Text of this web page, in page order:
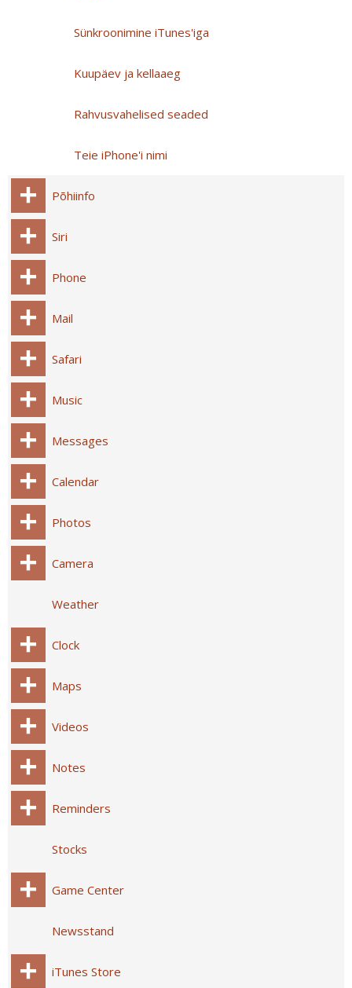
Sünkroonimine iTunes'iga
Kuupäev ja kellaaeg
Rahvusvahelised seaded
Teie iPhone'i nimi
Põhiinfo
Siri
Phone
Mail
Safari
Music
Messages
Calendar
Photos
Camera
Weather
Clock
Maps
Videos
Notes
Reminders
Stocks
Game Center
Newsstand
iTunes Store